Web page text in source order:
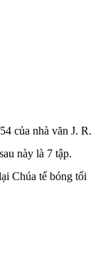
của nhà văn J. R.
này là 7 tập.
Chúa tể bóng tối